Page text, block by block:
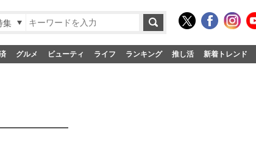
集
グルメ ビューティ ライフ ランキング 推し活 新着トレンド